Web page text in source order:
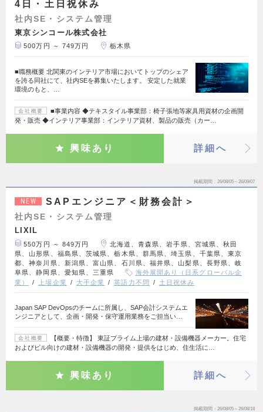
4日・土日祝休み
社内SE・システム管理
東京シンコール株式会社
500万円 ～ 749万円 栃木県
■職務概要 北関東のインテリア市場においてトップのシェア
を誇る同社にて、社内SEを募集いたします。 安定した就業
環境のもと、…
会社概要
■事業内容 ◆テキスタイル事業部：椅子張地等家具用資材の企画開
発・販売 ◆インテリア事業部：インテリア資材、製品の販売（カー…
興味あり 詳細へ
掲載期間 26/08/05～26/09/07
NEW SAPエンジニア＜財務会計＞
社内SE・システム管理
LIXIL
550万円 ～ 849万円
北海道、青森県、岩手県、宮城県、秋田
県、山形県、福島県、茨城県、栃木県、群馬県、埼玉県、千葉県、東京
都、神奈川県、新潟県、富山県、石川県、福井県、山梨県、長野県、岐
阜県、静岡県、愛知県、三重県
海外展開あり（日系グローバル企
業）
上場企業 大手企業 英語力不問 土日祝休み
Japan SAP DevOpsのチームに所属し、SAP会計システムエ
ンジニアとして、企画・開発・保守運用業務をご担当い…
会社概要
【概要・特徴】 東証プライム上場の建材・設備機器メーカー。住宅
およびビル向けの建材・設備機器の開発・提供をはじめ、住生活に…
興味あり 詳細へ
掲載期間 26/08/05～26/08/18